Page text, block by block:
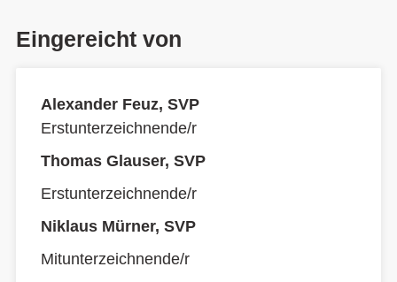
Eingereicht von
Alexander Feuz, SVP
Erstunterzeichnende/r
Thomas Glauser, SVP
Erstunterzeichnende/r
Niklaus Mürner, SVP
Mitunterzeichnende/r